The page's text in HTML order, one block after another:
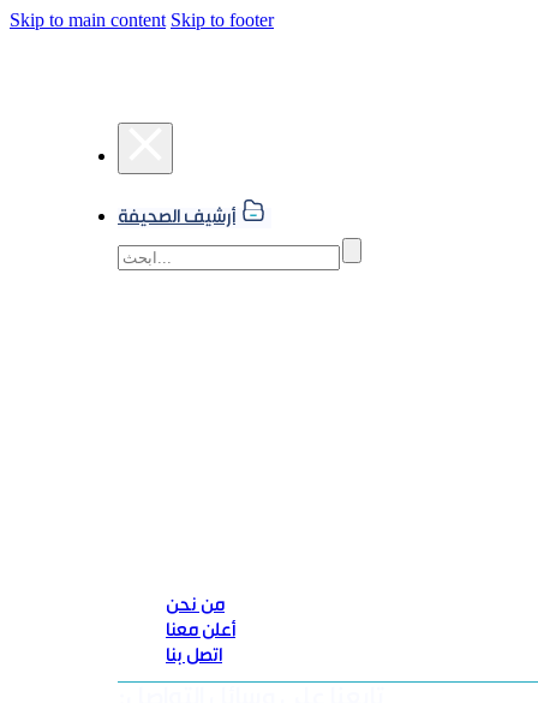
Skip to main content Skip to footer
أرشيف الصحيفة
من نحن
أعلن معنا
اتصل بنا